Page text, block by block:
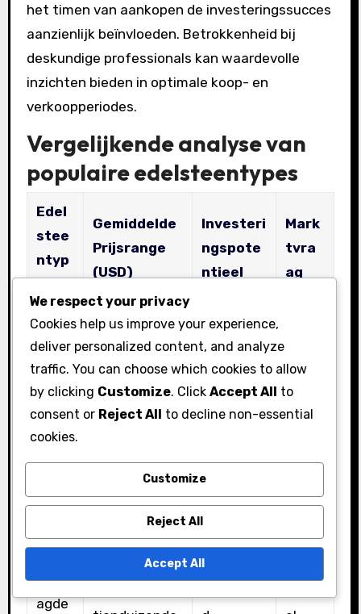
het timen van aankopen de investeringssucces
aanzienlijk beïnvloeden. Betrokkenheid bij
deskundige professionals kan waardevolle
inzichten bieden in optimale koop- en
verkoopperiodes.
Vergelijkende analyse van
populaire edelsteentypes
Edel
stee
ntyp
e
Gemiddelde
Prijsrange
(USD)
Investeri
ngspote
ntieel
Mark
tvra
ag
Diam
ante
n
Laag
duizenden
tot
tienduizende
n
Hoog
stent
sterk
ren
tienduizende
Gemiddel
d tot
hoog
nd
Smar
agde
Honderden
We respect your privacy
Cookies help us improve your experience,
deliver personalized content, and analyze
traffic. You can choose which cookies to allow
by clicking Customize. Click Accept All to
consent or Reject All to decline non-essential
cookies.
Customize
Reject All
Accept All